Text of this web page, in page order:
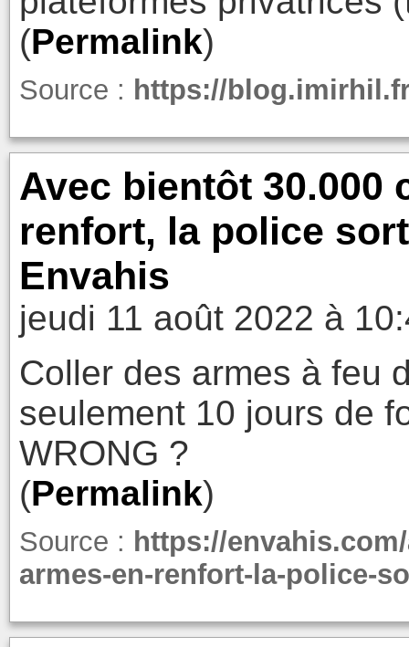
(Permalink)
Source : https://
Avec bientôt 30.000
renfort, la police
Envahis
jeudi 11 août 2022 à
Coller des armes à feu
seulement 10 jours de
WRONG ?
(Permalink)
Source : https://
armes-en-renfort-la-police-